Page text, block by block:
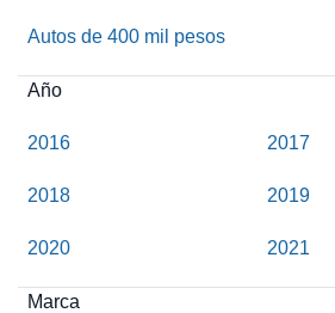
Autos de 400 mil pesos
Año
2016 2017
2018 2019
2020 2021
Marca